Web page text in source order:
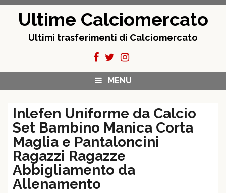
Ultime Calciomercato
Ultimi trasferimenti di Calciomercato
MENU
Inlefen Uniforme da Calcio
Set Bambino Manica Corta
Maglia e Pantaloncini
Ragazzi Ragazze
Abbigliamento da
Allenamento